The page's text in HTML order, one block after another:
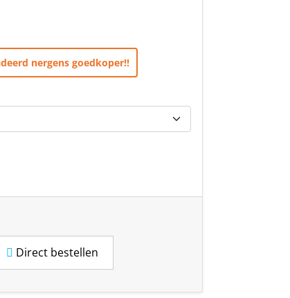
nergens goedkoper!!
Direct bestellen